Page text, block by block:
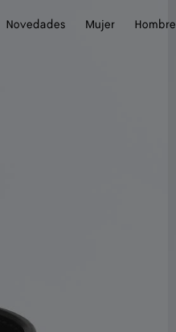
Novedades
Mujer Hombre